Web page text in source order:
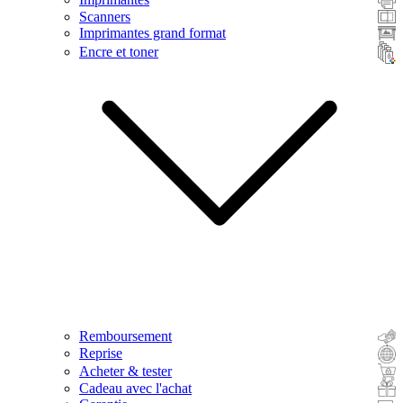
Scanners
Imprimantes grand format
Encre et toner
Remboursement
Reprise
Acheter & tester
Cadeau avec l'achat